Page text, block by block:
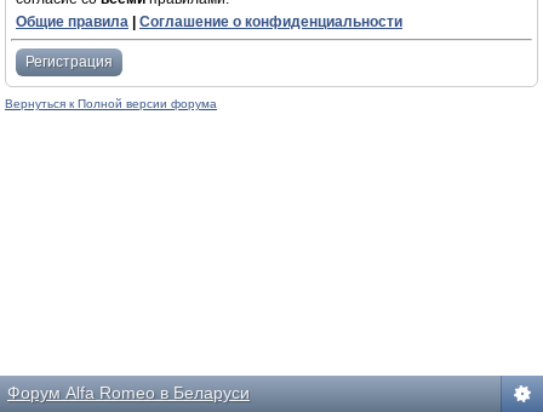
Общие правила
Соглашение о конфиденциальности
Регистрация
Вернуться к Полной версии форума
Форум Alfa Romeo в Беларуси